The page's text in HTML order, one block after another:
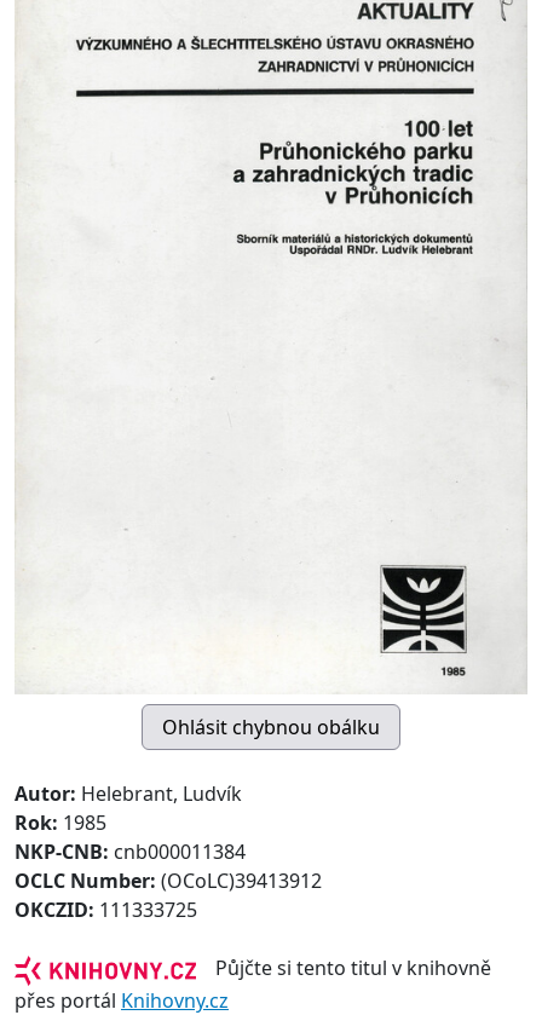
Autor: Helebrant, Ludvík
Rok: 1985
NKP-CNB: cnb000011384
OCLC Number: (OCoLC)39413912
OKCZID: 111333725
Půjčte si tento titul v knihovně
přes portál Knihovny.cz